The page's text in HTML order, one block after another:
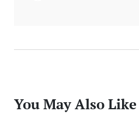
You May Also Like